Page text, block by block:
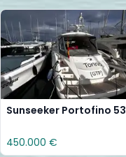
Sunseeker Portofino 53
450.000 €